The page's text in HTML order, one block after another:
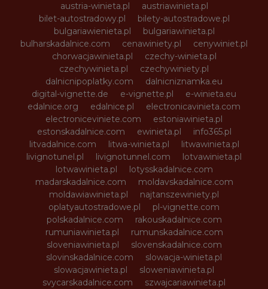
austria-winieta.pl
austriawinieta.pl
bilet-autostradowy.pl
bilety-autostradowe.pl
bulgariawienieta.pl
bulgariawinieta.pl
bulharskadalnice.com
cenawiniety.pl
cenywiniet.pl
chorwacjawinieta.pl
czechy-winieta.pl
czechywinieta.pl
czechywiniety.pl
dalnicnipoplatky.com
dalnicniznamka.eu
digital-vignette.de
e-vignette.pl
e-winieta.eu
edalnice.org
edalnice.pl
electronicavinieta.com
electroniceviniete.com
estoniawinieta.pl
estonskadalnice.com
ewinieta.pl
info365.pl
litvadalnice.com
litwa-winieta.pl
litwawinieta.pl
livignotunel.pl
livignotunnel.com
lotvawinieta.pl
lotwawinieta.pl
lotysskadalnice.com
madarskadalnice.com
moldavskadalnice.com
moldawiawinieta.pl
najtanszewiniety.pl
oplatyautostradowe.pl
pl-vignette.com
polskadalnice.com
rakouskadalnice.com
rumuniawinieta.pl
rumunskadalnice.com
sloveniawinieta.pl
slovenskadalnice.com
slovinskadalnice.com
slowacja-winieta.pl
slowacjawinieta.pl
sloweniawinieta.pl
svycarskadalnice.com
szwajcariawinieta.pl